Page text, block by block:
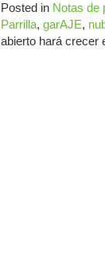
Posted in Notas de
Parrilla, garAJE,
abierto hará crecer